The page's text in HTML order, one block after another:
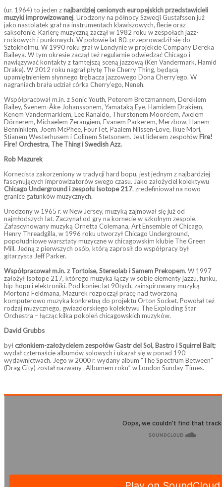
(ur. 1964) to jeden znajbardziej cenionych europejskich przedstawicieli
muzyki improwizowanej. Urodzony na północy Szwecji Gustafsson już
jako nastolatek grał na instrumentach klawiszowych, flecie oraz
saksofonie. Karierę muzyczną zaczął w 1982 roku w zespołach jazz-
rockowych i punkowych. W połowie lat 80. przeprowadził się do
Sztokholmu. W 1990 roku grał w Londynie w projekcie Company Dereka
Baileya. W tym okresie zaczął też regularnie odwiedzać Chicago i
nawiązywać kontakty z tamtejszą sceną jazzową (Ken Vandermark, Hamid
Drake). W 2012 roku nagrał płytę The Cherry Thing, będącą
upamiętnieniem słynnego trębacza jazzowego Dona Cherry’ego. W
nagraniach brała udział córka Cherry’ego, Neneh.
Współpracował m.in. z Sonic Youth, Peterem Brötzmannem, Derekiem
Bailey, Svenem-Åke Johanssonem, Yamataką Eye, Hamidem Drakiem,
Kenem Vandermarkiem, Lee Ranaldo, Thurstonem Moore’em, Axelem
Dörnerem, Michaelem Zerangiem, Evanem Parkerem, Merzbow, Hanem
Benninkiem, Joem McPhee, FourTet, Paalem Nilssen-Love, Ikue Mori,
Stianem Westerhusem i Colinem Stetsonem. Jest liderem zespołów Fire!
Fire! Orchestra, The Thing i Swedish Azz.
Rob Mazurek
Kornecista zakorzeniony w tradycji hard bopu, jest jednym z najbardziej
fascynujących improwizatorów swego czasu. Jako założyciel kolektywu
Chicago Underground i zespołu Isotope 217, zredefiniował na nowo
granice gatunków muzycznych.
Urodzony w 1965 r. w New Jersey, muzyką zajmował się już od
najmłodszych lat. Zaczynał od gry na kornecie w szkolnym zespole.
Zafascynowany muzyką Ornetta Colemana, Art Ensemble of Chicago,
Henry Threadgilla, w 1996 roku utworzył Chicago Underground,
popołudniowe warsztaty muzyczne w chicagowskim klubie The Green
Mill. Jedną z pierwszych osób, którą zaprosił do współpracy był
gitarzysta Jeff Parker.
Współpracował m.in. z Tortoise, Stereolab i Samem Prekopem. W 1997
założył Isotope 217, którego muzyka łączy w sobie elementy jazzu, funku,
hip-hopu i elektroniki. Pod koniec lat 90tych, zainspirowany muzyką
Mortona Feldmana, Mazurek rozpoczął pracę nad tworzoną
komputerowo muzyka konkretną do projektu Orton Socket. Powołał też
rodzaj muzycznego, gwiazdorskiego kolektywu The Exploding Star
Orchestra – łącząc kilka pokoleń chicagowskich muzyków.
David Grubbs
był członkiem-założycielem zespołów Gastr del Sol, Bastro i Squirrel Bait;
wydał czternaście albumów solowych i ukazał się w ponad 190
wydawnictwach. Jego w 2000 r. wydany album “The Spectrum Between”
(Drag City) został nazwany „Albumem roku” w London Sunday Times.